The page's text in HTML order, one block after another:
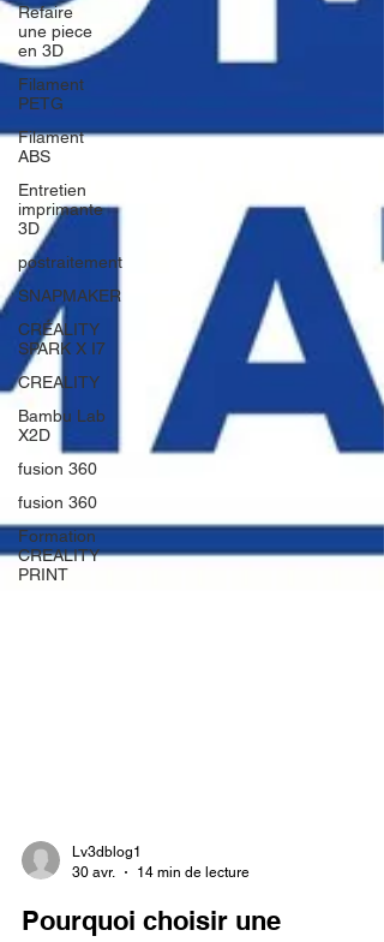
Refaire
une piece
en 3D
Filament
PETG
Filament
ABS
Entretien
imprimante
3D
postraitement
SNAPMAKER
CRÉALITY
SPARK X I7
CREALITY
Bambu Lab
X2D
fusion 360
fusion 360
Formation
CREALITY
PRINT
14 min de lecture